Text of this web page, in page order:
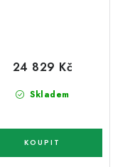
Skladem
24 829 Kč